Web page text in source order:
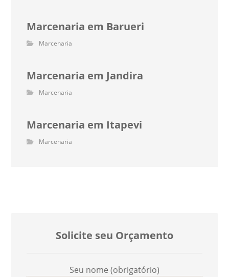
Marcenaria em Barueri
Marcenaria
Marcenaria em Jandira
Marcenaria
Marcenaria em Itapevi
Marcenaria
Solicite seu Orçamento
Seu nome (obrigatório)